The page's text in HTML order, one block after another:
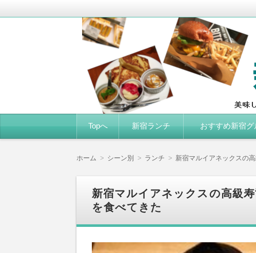
新宿グルメ食べ歩き
新宿エリアのランチ感想がメイン。美味しくて
ン
Topへ 新宿ランチ おすすめ新宿グ
ホーム シーン別 ランチ 新宿マルイアネックスの
新宿マルイアネックスの高級
を食べてきた